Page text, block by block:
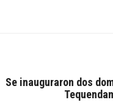
Se inauguraron dos